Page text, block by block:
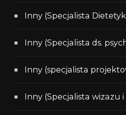
Inny (Specjalista
Inny (Specjalista ds.
Inny (specjalista
Inny (Specjalista wizazu i